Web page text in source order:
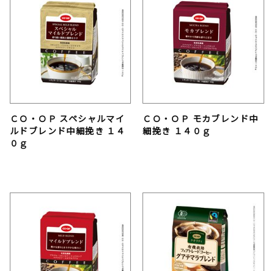
ＣＯ・ＯＰ スペシャルマイ
ルドブレンド中細挽き １４
０ｇ
ＣＯ・ＯＰ モカブレンド中
細挽き １４０ｇ